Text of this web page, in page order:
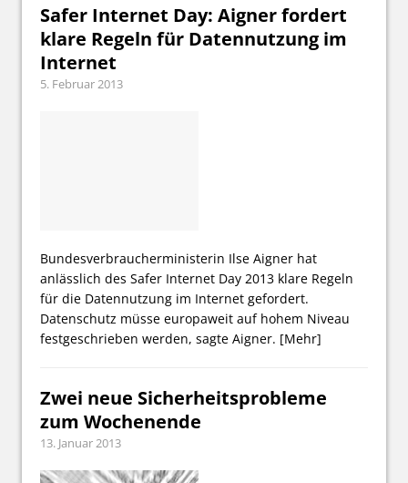
Safer Internet Day: Aigner fordert
klare Regeln für Datennutzung im
Internet
5. Februar 2013
Bundesverbraucherministerin Ilse Aigner hat
anlässlich des Safer Internet Day 2013 klare Regeln
für die Datennutzung im Internet gefordert.
Datenschutz müsse europaweit auf hohem Niveau
festgeschrieben werden, sagte Aigner. [Mehr]
Zwei neue Sicherheitsprobleme
zum Wochenende
13. Januar 2013